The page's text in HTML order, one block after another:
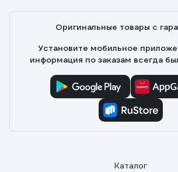
Оригинальные товары с
Установите мобильное
информация по заказам всегда
Каталог